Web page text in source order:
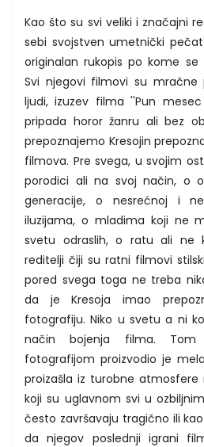
Kao što su svi veliki i značajni
sebi svojstven umetnički
originalan rukopis po kome se
Svi njegovi filmovi su mračne
ljudi, izuzev filma ''Pun
pripada horor žanru ali bez
prepoznajemo Kresojin
filmova. Pre svega, u svojim
porodici ali na svoj način, o
generacije, o nesrećnoj i
iluzijama, o mladima koji ne
svetu odraslih, o ratu ali ne
reditelji čiji su ratni filmovi
pored svega toga ne treba
da je Kresoja imao
fotografiju. Niko u svetu a ni
način bojenja filma. Tom
fotografijom proizvodio je
proizašla iz turobne atmosfere
koji su uglavnom svi u
često završavaju tragično ili
da njegov poslednji igrani